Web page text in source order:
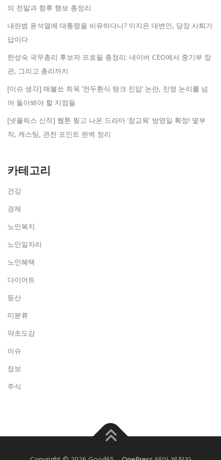
의 전말과 향후 행보 총정리
내란범 윤석열에 대통령을 비유하다니? 이지은 대변인, 당장 사퇴가
답이다
한성숙 국무총리 후보자 프로필 총정리: 네이버 CEO에서 중기부 장
관, 그리고 총리까지
[이슈 생각] 매불쑈 최욱 ‘전두환식 탱크 진압’ 논란, 진영 논리를 넘
어 돌아봐야 할 지점들
[넷플릭스 신작] 웹툰 찢고 나온 드라마 ‘참교육’ 방영일 확정! 몇부
작, 캐스팅, 관전 포인트 완벽 정리
카테고리
건강
경제
노인복지
노인일자리
노인혜택
다이어트
등산
미분류
약초도감
이슈
정보
주식